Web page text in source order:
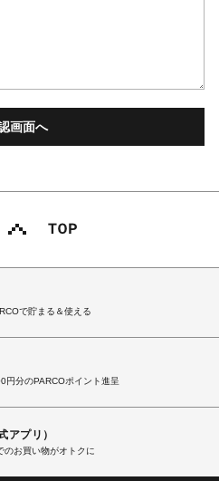
で貯まる＆使える
円分のPARCOポイント進呈
アプリ）
のお買い物がオトクに